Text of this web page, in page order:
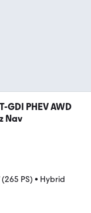
GDI PHEV AWD
Nav
PS) • Hybrid